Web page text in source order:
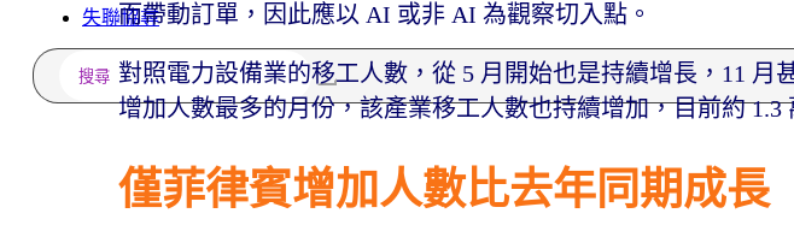
失聯協尋而帶動訂單，因此應以 AI 或非 AI 為觀察切入點。
對照電力設備業的移工人數，從 5 月開始也是持續增長，11 月
增加人數最多的月份，該產業移工人數也持續增加，目前約
僅菲律賓增加人數比去年同期成長